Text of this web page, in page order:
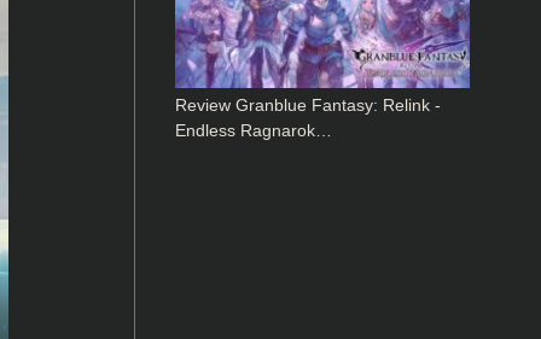
Review Granblue Fantasy: Relink -
Endless Ragnarok…